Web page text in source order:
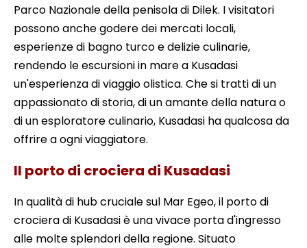
Parco Nazionale della penisola di Dilek. I visitatori
possono anche godere dei mercati locali,
esperienze di bagno turco e delizie culinarie,
rendendo le escursioni in mare a Kusadasi
un'esperienza di viaggio olistica. Che si tratti di un
appassionato di storia, di un amante della natura o
di un esploratore culinario, Kusadasi ha qualcosa da
offrire a ogni viaggiatore.
Il porto di crociera di Kusadasi
In qualità di hub cruciale sul Mar Egeo, il porto di
crociera di Kusadasi è una vivace porta d'ingresso
alle molte splendori della regione. Situato